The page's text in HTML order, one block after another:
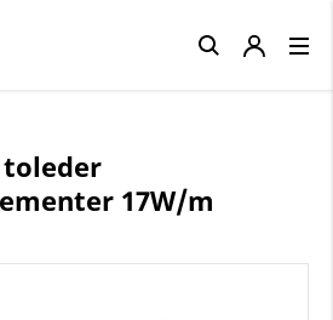
toleder
17W/m
Close